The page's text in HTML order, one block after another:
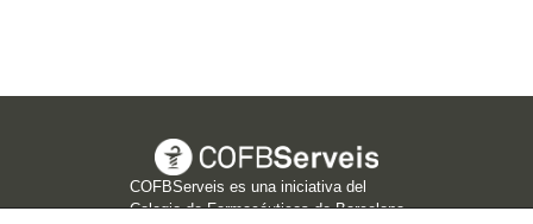
COFBServeis es una iniciativa del
Colegio de Farmacéuticos de Barcelona